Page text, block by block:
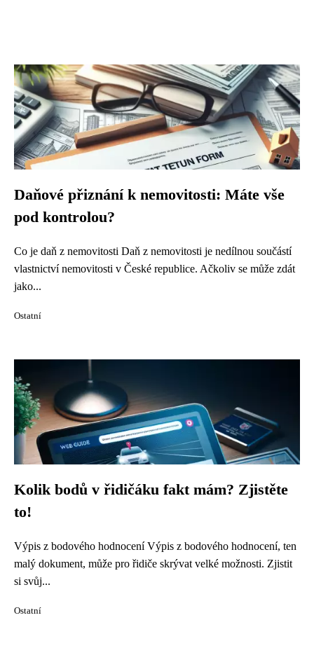
Daňové přiznání k nemovitosti: Máte vše
pod kontrolou?
Co je daň z nemovitosti Daň z nemovitosti je nedílnou součástí
vlastnictví nemovitosti v České republice. Ačkoliv se může zdát
jako...
Ostatní
Kolik bodů v řidičáku fakt mám? Zjistěte
to!
Výpis z bodového hodnocení Výpis z bodového hodnocení, ten
malý dokument, může pro řidiče skrývat velké možnosti. Zjistit
si svůj...
Ostatní